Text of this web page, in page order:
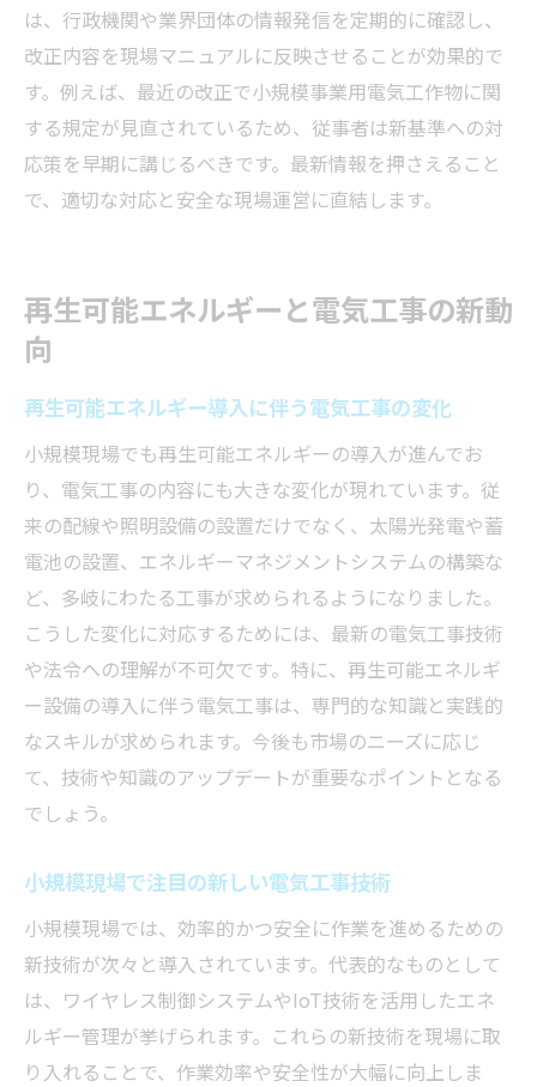
は、行政機関や業界団体の情報発信を定期的に確認し、
改正内容を現場マニュアルに反映させることが効果的で
す。例えば、最近の改正で小規模事業用電気工作物に関
する規定が見直されているため、従事者は新基準への対
応策を早期に講じるべきです。最新情報を押さえること
で、適切な対応と安全な現場運営に直結します。
再生可能エネルギーと電気工事の新動
向
再生可能エネルギー導入に伴う電気工事の変化
小規模現場でも再生可能エネルギーの導入が進んでお
り、電気工事の内容にも大きな変化が現れています。従
来の配線や照明設備の設置だけでなく、太陽光発電や蓄
電池の設置、エネルギーマネジメントシステムの構築な
ど、多岐にわたる工事が求められるようになりました。
こうした変化に対応するためには、最新の電気工事技術
や法令への理解が不可欠です。特に、再生可能エネルギ
ー設備の導入に伴う電気工事は、専門的な知識と実践的
なスキルが求められます。今後も市場のニーズに応じ
て、技術や知識のアップデートが重要なポイントとなる
でしょう。
小規模現場で注目の新しい電気工事技術
小規模現場では、効率的かつ安全に作業を進めるための
新技術が次々と導入されています。代表的なものとして
は、ワイヤレス制御システムやIoT技術を活用したエネ
ルギー管理が挙げられます。これらの新技術を現場に取
り入れることで、作業効率や安全性が大幅に向上しま